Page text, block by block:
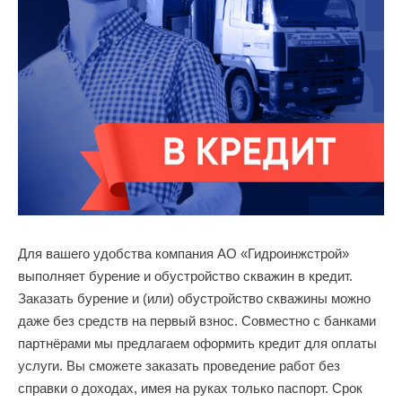
Для вашего удобства компания АО «Гидроинжстрой»
выполняет бурение и обустройство скважин в кредит.
Заказать бурение и (или) обустройство скважины можно
даже без средств на первый взнос. Совместно с банками
партнёрами мы предлагаем оформить кредит для оплаты
услуги. Вы сможете заказать проведение работ без
справки о доходах, имея на руках только паспорт. Срок